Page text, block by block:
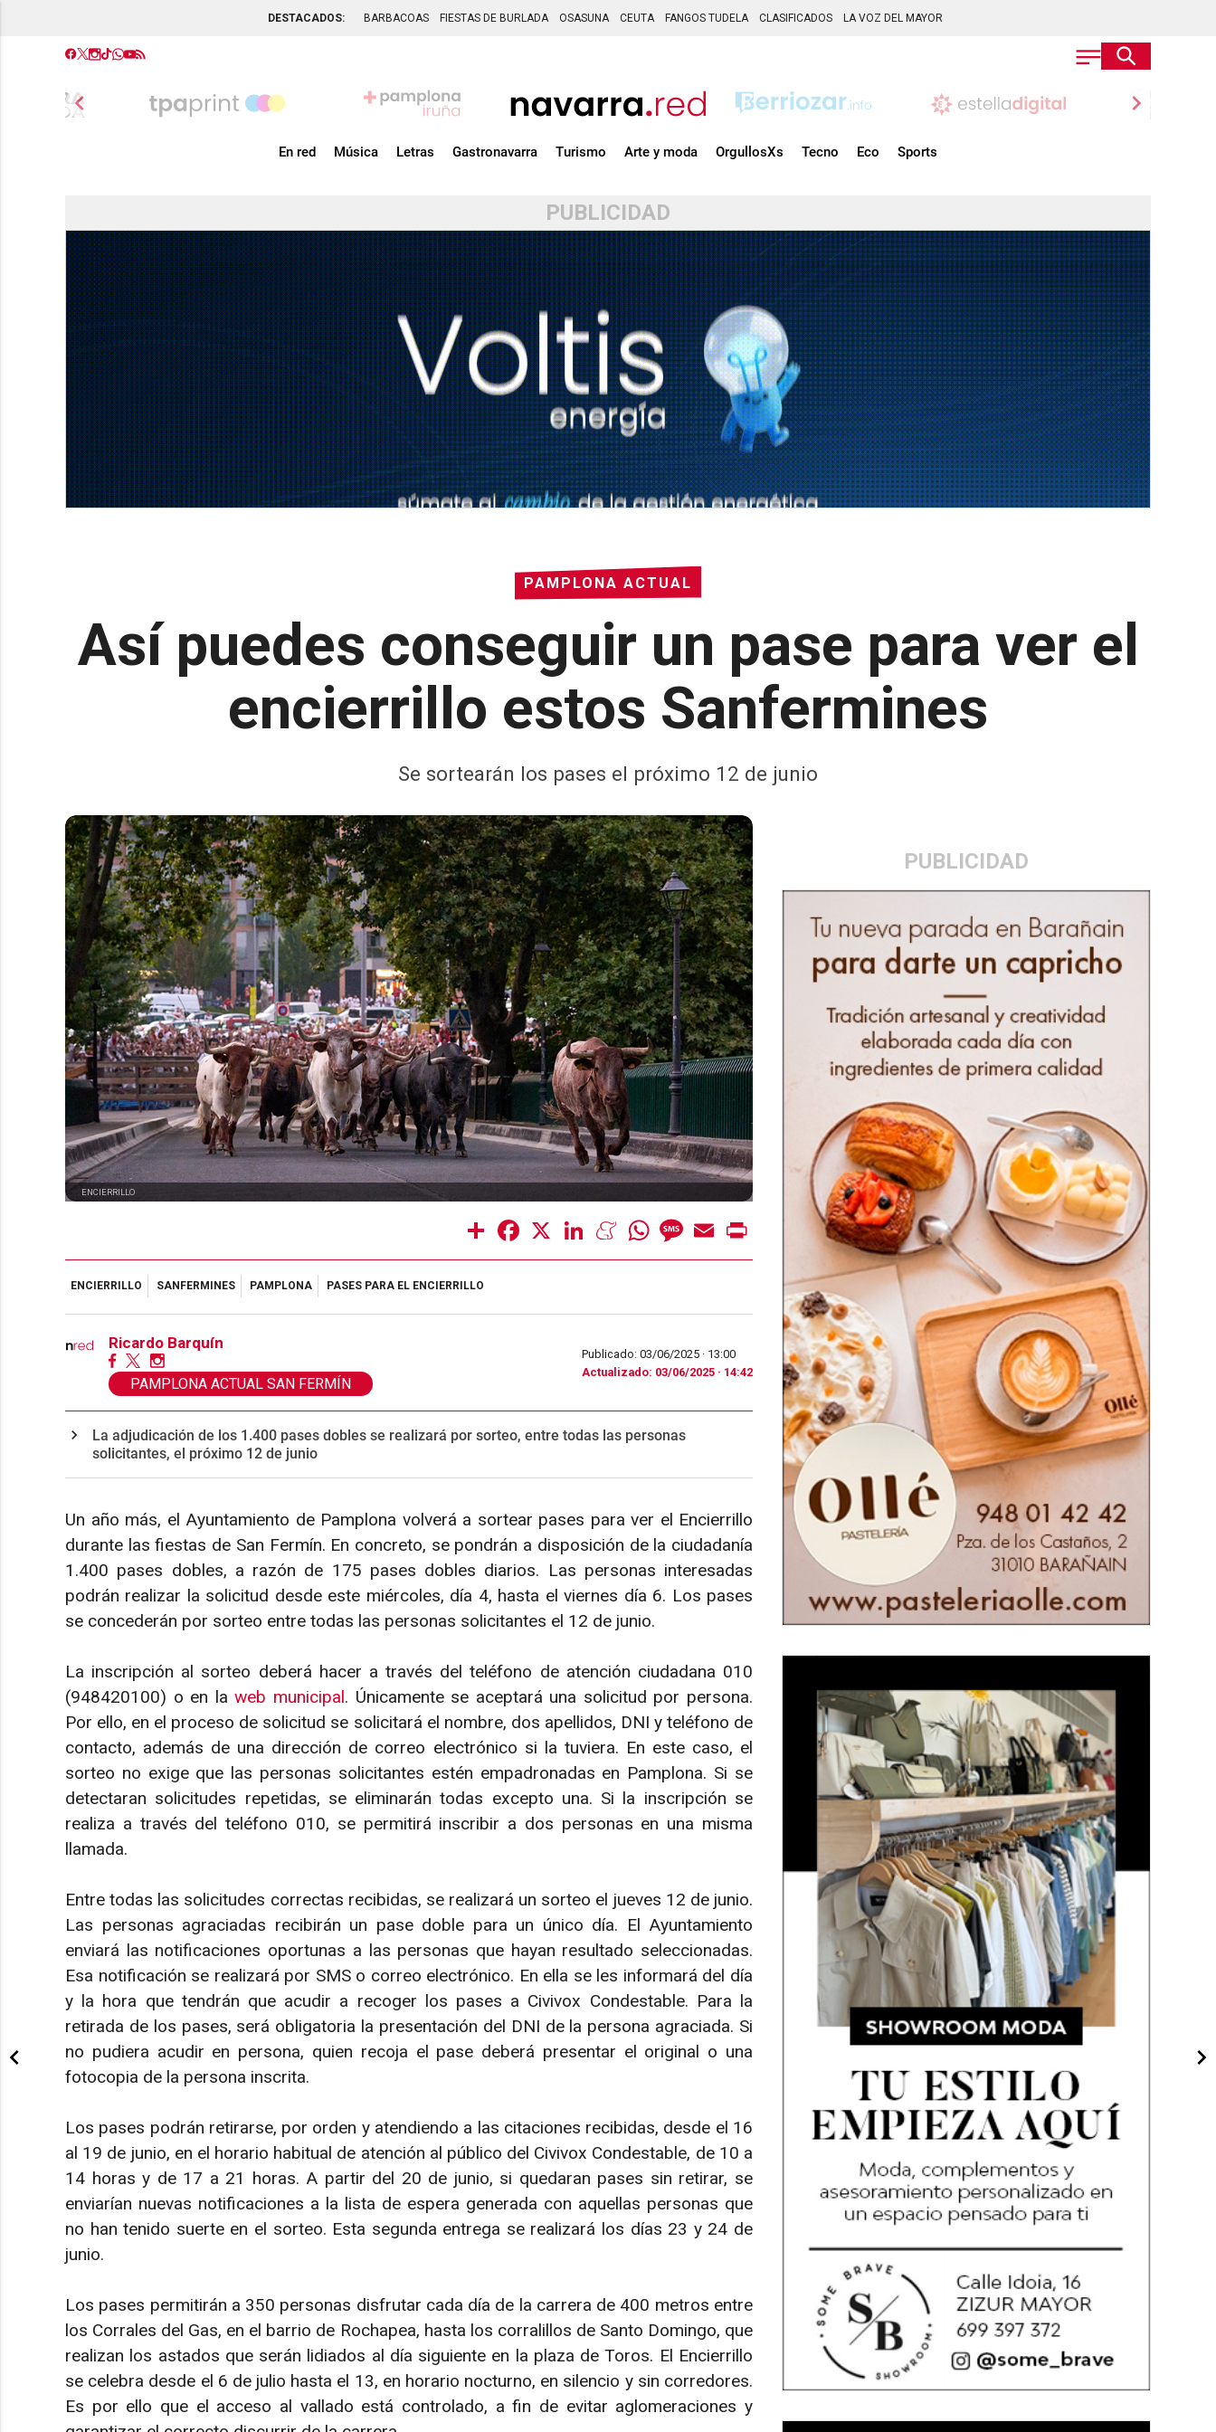
DESTACADOS: BARBACOAS FIESTAS DE BURLADA OSASUNA CEUTA FANGOS TUDELA CLASIFICADOS LA VOZ DEL MAYOR
chevron_left chevron_right
En red Música Letras Gastronavarra Turismo Arte y moda OrgullosXs Tecno Eco Sports
PUBLICIDAD
PAMPLONA ACTUAL
Así puedes conseguir un pase para ver el
encierrillo estos Sanfermines
Se sortearán los pases el próximo 12 de junio
PUBLICIDAD
ENCIERRILLO
Share Facebook LinkedInMeneameWhatsAppMessage
Email
ENCIERRILLO SANFERMINES PAMPLONA PASES PARA EL ENCIERRILLO
Ricardo Barquín
PAMPLONA ACTUAL SAN FERMÍN
Publicado: 03/06/2025 · 13:00
Actualizado: 03/06/2025 · 14:42
La adjudicación de los 1.400 pases dobles se realizará por sorteo, entre todas las personas
solicitantes, el próximo 12 de junio
Un año más, el Ayuntamiento de Pamplona volverá a sortear pases para ver el Encierrillo
durante las fiestas de San Fermín. En concreto, se pondrán a disposición de la ciudadanía
1.400 pases dobles, a razón de 175 pases dobles diarios. Las personas interesadas
podrán realizar la solicitud desde este miércoles, día 4, hasta el viernes día 6. Los pases
se concederán por sorteo entre todas las personas solicitantes el 12 de junio.
La inscripción al sorteo deberá hacer a través del teléfono de atención ciudadana 010
(948420100) o en laweb municipal. Únicamente se aceptará una solicitud por persona.
Por ello, en el proceso de solicitud se solicitará el nombre, dos apellidos, DNI y teléfono de
contacto, además de una dirección de correo electrónico si la tuviera. En este caso, el
sorteo no exige que las personas solicitantes estén empadronadas en Pamplona. Si se
detectaran solicitudes repetidas, se eliminarán todas excepto una. Si la inscripción se
realiza a través del teléfono 010, se permitirá inscribir a dos personas en una misma
llamada.
Entre todas las solicitudes correctas recibidas, se realizará un sorteo el jueves 12 de junio.
Las personas agraciadas recibirán un pase doble para un único día. El Ayuntamiento
enviará las notificaciones oportunas a las personas que hayan resultado seleccionadas.
Esa notificación se realizará por SMS o correo electrónico. En ella se les informará del día
y la hora que tendrán que acudir a recoger los pases a Civivox Condestable. Para la
retirada de los pases, será obligatoria la presentación del DNI de la persona agraciada. Si
no pudiera acudir en persona, quien recoja el pase deberá presentar el original o una
fotocopia de la persona inscrita.
Los pases podrán retirarse, por orden y atendiendo a las citaciones recibidas, desde el 16
al 19 de junio, en el horario habitual de atención al público del Civivox Condestable, de 10 a
14 horas y de 17 a 21 horas. A partir del 20 de junio, si quedaran pases sin retirar, se
enviarían nuevas notificaciones a la lista de espera generada con aquellas personas que
no han tenido suerte en el sorteo. Esta segunda entrega se realizará los días 23 y 24 de
junio.
Los pases permitirán a 350 personas disfrutar cada día de la carrera de 400 metros entre
los Corrales del Gas, en el barrio de Rochapea, hasta los corralillos de Santo Domingo, que
realizan los astados que serán lidiados al día siguiente en la plaza de Toros. El Encierrillo
se celebra desde el 6 de julio hasta el 13, en horario nocturno, en silencio y sin corredores.
Es por ello que el acceso al vallado está controlado, a fin de evitar aglomeraciones y